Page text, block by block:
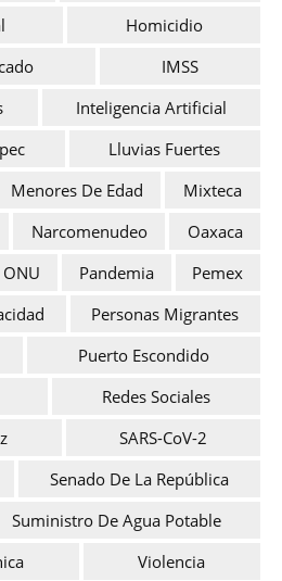
Homicidio
IMSS
Inteligencia Artificial
Lluvias Fuertes
Menores De Edad
Mixteca
Narcomenudeo
Oaxaca
ONU Pandemia
Pemex
Personas Migrantes
Puerto Escondido
Redes Sociales
SARS-CoV-2
Senado De La República
Suministro De Agua Potable
Violencia